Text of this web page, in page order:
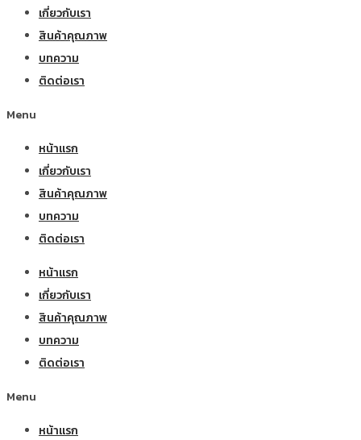
เกี่ยวกับเรา
สินค้าคุณภาพ
บทความ
ติดต่อเรา
Menu
หน้าแรก
เกี่ยวกับเรา
สินค้าคุณภาพ
บทความ
ติดต่อเรา
หน้าแรก
เกี่ยวกับเรา
สินค้าคุณภาพ
บทความ
ติดต่อเรา
Menu
หน้าแรก